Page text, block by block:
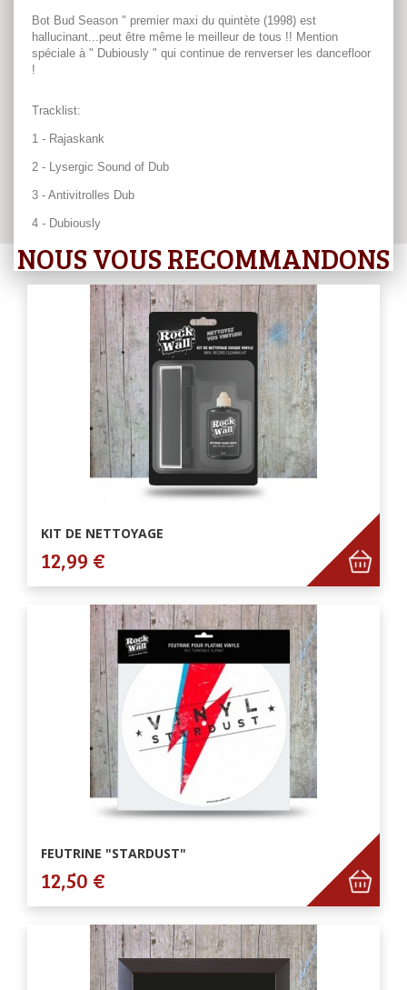
Bot Bud Season " premier maxi du quintète (1998) est
hallucinant...peut être même le meilleur de tous !! Mention
spéciale à " Dubiously " qui continue de renverser les dancefloor
!
Tracklist:
1 - Rajaskank
2 - Lysergic Sound of Dub
3 - Antivitrolles Dub
4 - Dubiously
NOUS VOUS RECOMMANDONS
KIT DE NETTOYAGE
12,99 €
FEUTRINE "STARDUST"
12,50 €